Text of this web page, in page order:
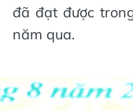
đã đạt được
năm qua.